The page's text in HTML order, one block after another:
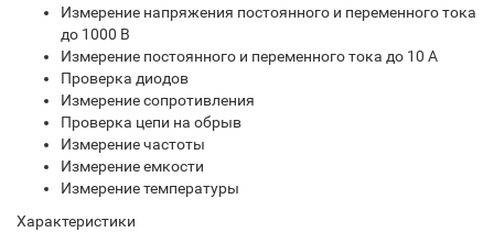
Измерение напряжения постоянного и переменного тока
до 1000 В
Измерение постоянного и переменного тока до 10 А
Проверка диодов
Измерение сопротивления
Проверка цепи на обрыв
Измерение частоты
Измерение емкости
Измерение температуры
Характеристики